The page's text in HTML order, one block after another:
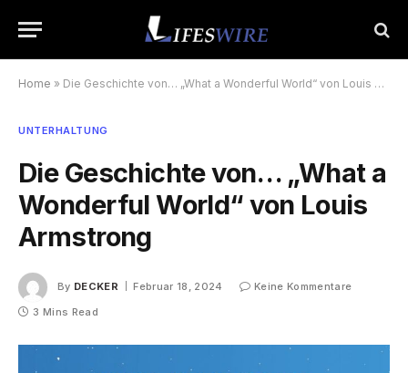
Home » Die Geschichte von… „What a Wonderful World“ von Louis Armstrong
UNTERHALTUNG
Die Geschichte von… „What a
Wonderful World“ von Louis
Armstrong
By DECKER Februar 18, 2024
Keine Kommentare
3 Mins Read